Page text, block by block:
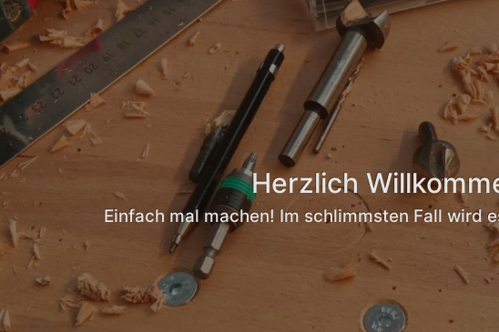
Herzlich
Einfach mal machen! Im schlimmsten Fall wird